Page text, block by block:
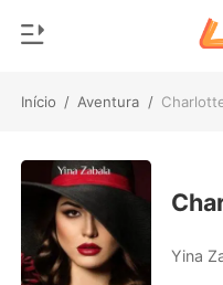
Início / Aventura /
Loja
Histórico
Gênero
Moderno
Lobisomem
Yina